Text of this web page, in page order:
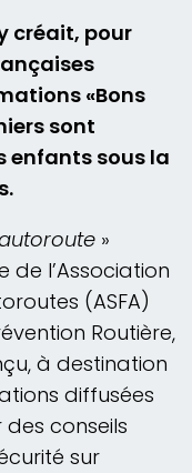
créait, pour
«Bons
sont
enfants sous la
»
de l’Association
(ASFA)
Routière,
à destination
diffusées
conseils
sur